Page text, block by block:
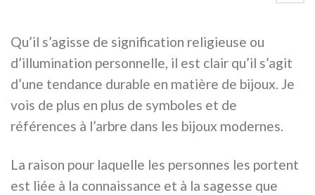
Qu’il s’agisse de signification religieuse ou
d’illumination personnelle, il est clair qu’il s’agit
d’une tendance durable en matière de bijoux. Je
vois de plus en plus de symboles et de
références à l’arbre dans les bijoux modernes.
La raison pour laquelle les personnes les portent
est liée à la connaissance et à la sagesse que